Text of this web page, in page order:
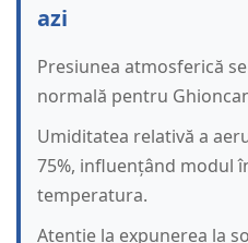
azi
Presiunea atmosferică
normală pentru
Umiditatea relativă a
75%, influențând modul
temperatura.
Atenție la expunerea la